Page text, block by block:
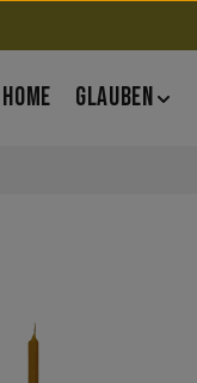
HOME GLAUBEN